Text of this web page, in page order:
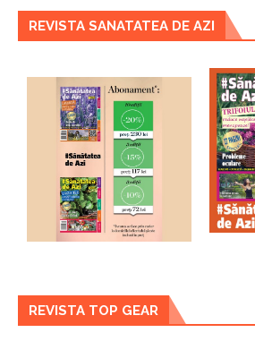
REVISTA SANATATEA DE AZI
REVISTA TOP GEAR